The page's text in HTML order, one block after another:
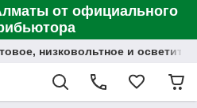
от официального
низковольтное и